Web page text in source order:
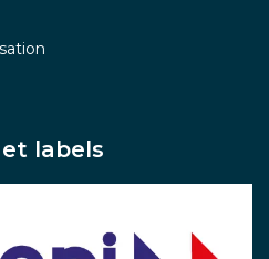
labels